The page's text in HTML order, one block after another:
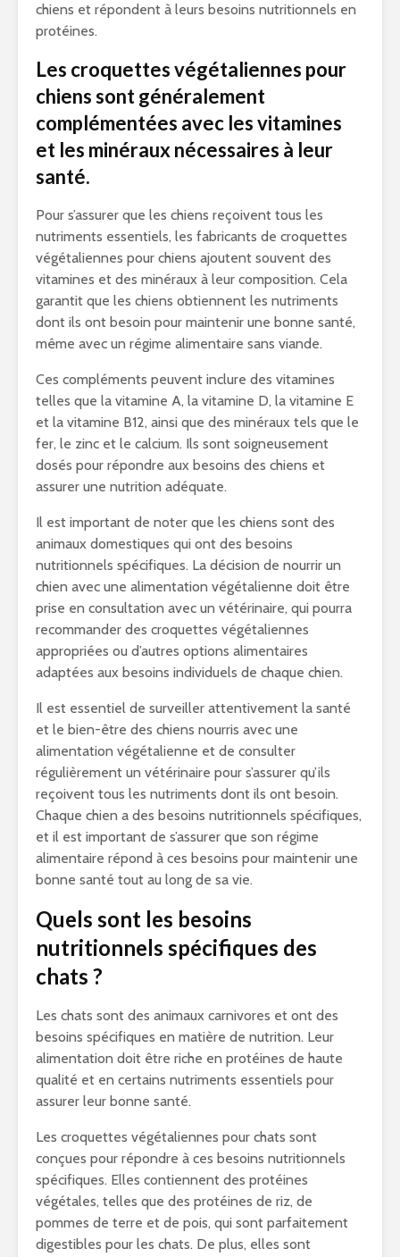
chiens et répondent à leurs besoins nutritionnels en
protéines.
Les croquettes végétaliennes pour
chiens sont généralement
complémentées avec les vitamines
et les minéraux nécessaires à leur
santé.
Pour s’assurer que les chiens reçoivent tous les
nutriments essentiels, les fabricants de croquettes
végétaliennes pour chiens ajoutent souvent des
vitamines et des minéraux à leur composition. Cela
garantit que les chiens obtiennent les nutriments
dont ils ont besoin pour maintenir une bonne santé,
même avec un régime alimentaire sans viande.
Ces compléments peuvent inclure des vitamines
telles que la vitamine A, la vitamine D, la vitamine E
et la vitamine B12, ainsi que des minéraux tels que le
fer, le zinc et le calcium. Ils sont soigneusement
dosés pour répondre aux besoins des chiens et
assurer une nutrition adéquate.
Il est important de noter que les chiens sont des
animaux domestiques qui ont des besoins
nutritionnels spécifiques. La décision de nourrir un
chien avec une alimentation végétalienne doit être
prise en consultation avec un vétérinaire, qui pourra
recommander des croquettes végétaliennes
appropriées ou d’autres options alimentaires
adaptées aux besoins individuels de chaque chien.
Il est essentiel de surveiller attentivement la santé
et le bien-être des chiens nourris avec une
alimentation végétalienne et de consulter
régulièrement un vétérinaire pour s’assurer qu’ils
reçoivent tous les nutriments dont ils ont besoin.
Chaque chien a des besoins nutritionnels spécifiques,
et il est important de s’assurer que son régime
alimentaire répond à ces besoins pour maintenir une
bonne santé tout au long de sa vie.
Quels sont les besoins
nutritionnels spécifiques des
chats ?
Les chats sont des animaux carnivores et ont des
besoins spécifiques en matière de nutrition. Leur
alimentation doit être riche en protéines de haute
qualité et en certains nutriments essentiels pour
assurer leur bonne santé.
Les croquettes végétaliennes pour chats sont
conçues pour répondre à ces besoins nutritionnels
spécifiques. Elles contiennent des protéines
végétales, telles que des protéines de riz, de
pommes de terre et de pois, qui sont parfaitement
digestibles pour les chats. De plus, elles sont